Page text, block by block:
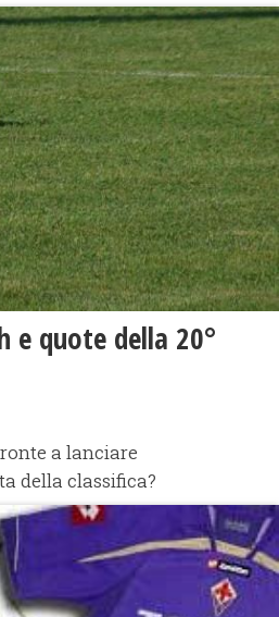
e quote della 20°
a lanciare
della classifica?